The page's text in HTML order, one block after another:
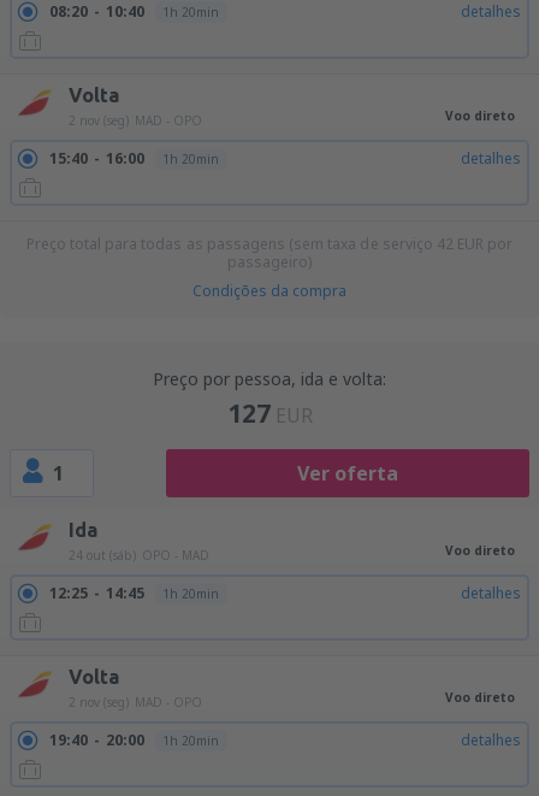
08:20 10:40 1h 20min detalhes
Volta
2 nov (seg) MAD - OPO Voo direto
15:40 16:00 1h 20min detalhes
Preço total para todas as passagens (sem taxa de serviço 42 EUR por
passageiro)
Condições da compra
Preço por pessoa, ida e volta:
127 EUR
1 Ver oferta
Ida
24 out (sáb) OPO - MAD Voo direto
12:25 14:45 1h 20min detalhes
Volta
2 nov (seg) MAD - OPO Voo direto
19:40 20:00 1h 20min detalhes